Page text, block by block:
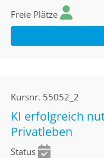
Freie Plätze
Kursnr. 55052_2
KI erfolgreich
Privatleben
Status